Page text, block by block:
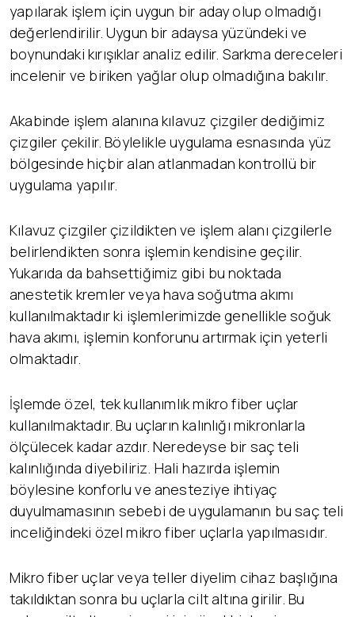
yapılarak işlem için uygun bir aday olup olmadığı
değerlendirilir. Uygun bir adaysa yüzündeki ve
boynundaki kırışıklar analiz edilir. Sarkma dereceleri
incelenir ve biriken yağlar olup olmadığına bakılır.
Akabinde işlem alanına kılavuz çizgiler dediğimiz
çizgiler çekilir. Böylelikle uygulama esnasında yüz
bölgesinde hiçbir alan atlanmadan kontrollü bir
uygulama yapılır.
Kılavuz çizgiler çizildikten ve işlem alanı çizgilerle
belirlendikten sonra işlemin kendisine geçilir.
Yukarıda da bahsettiğimiz gibi bu noktada
anestetik kremler veya hava soğutma akımı
kullanılmaktadır ki işlemlerimizde genellikle soğuk
hava akımı, işlemin konforunu artırmak için yeterli
olmaktadır.
İşlemde özel, tek kullanımlık mikro fiber uçlar
kullanılmaktadır. Bu uçların kalınlığı mikronlarla
ölçülecek kadar azdır. Neredeyse bir saç teli
kalınlığında diyebiliriz. Hali hazırda işlemin
böylesine konforlu ve anesteziye ihtiyaç
duyulmamasının sebebi de uygulamanın bu saç teli
inceliğindeki özel mikro fiber uçlarla yapılmasıdır.
Mikro fiber uçlar veya teller diyelim cihaz başlığına
takıldıktan sonra bu uçlarla cilt altına girilir. Bu